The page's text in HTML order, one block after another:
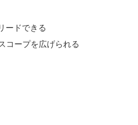
ードできる
コープを広げられる